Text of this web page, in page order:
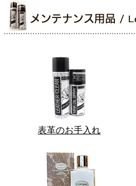
表革のお手入れ